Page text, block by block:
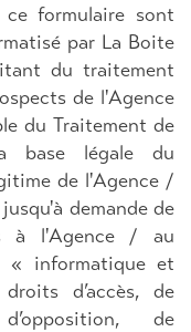
formulaire sont
par La Boite
du traitement
de l'Agence
du Traitement de
base légale du
de l'Agence /
demande de
à l'Agence / au
« informatique et
d’accès, de
de